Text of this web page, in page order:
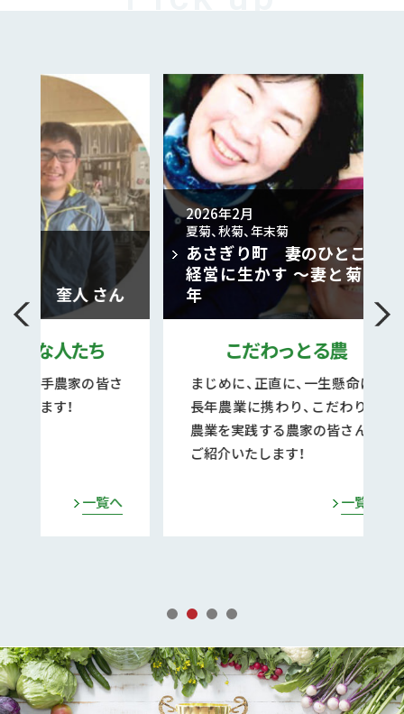
2026年2月
夏菊、秋菊、年末菊
あさぎり町 妻のひとことを
経営に生かす ～妻と菊と46
年
こだわっとる農
まじめに、正直に、一生懸命に、
長年農業に携わり、こだわりの
農業を実践する農家の皆さんを
ご紹介いたします！
2026
大玉す
熊本